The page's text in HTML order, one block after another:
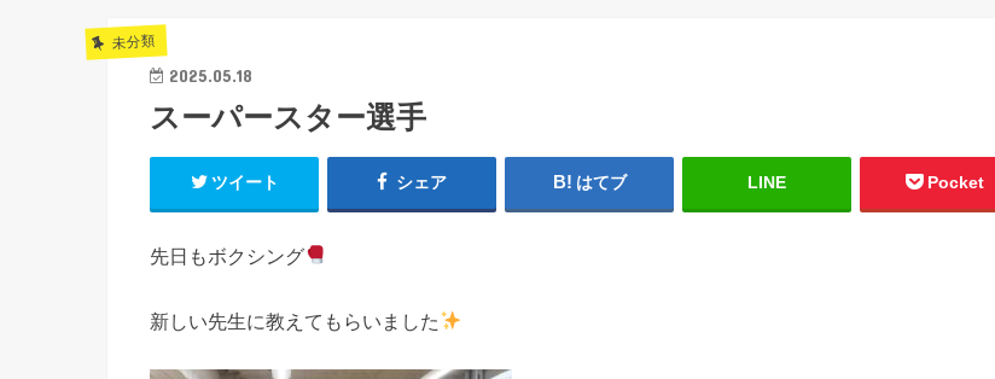
未分類
2025.05.18
スーパースター選手
ツイート シェア はてブ LINE Pocket
先日もボクシング
新しい先生に教えてもらいました